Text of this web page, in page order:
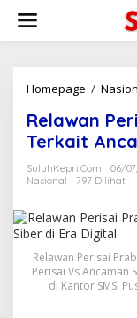
w
Homepage /
Relawan
Terkait
SuluhKepri.com
06/
Nasional
797 Dilihat
Relawan Perisai
Perisai Vs Ancaman
di Kantor SMSI